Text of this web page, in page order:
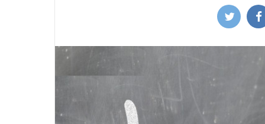
先日9月3日に発売されたばかりのアクションカ
メラ「AKASO Brave 7 LE」をレビューしま
す。 こちらは、欧米のAmazonでランキング1
「AKASO」ブランドの最上位機種です。
「GoProの約3分の1の価格で、かなりの高性
能！」 そのスペックに嘘偽りはないのか？サン
ゴープロ（
水浴に GoPro
アクションカメラ
いんだけど耐久性
際に使ってみて感
てみたいと思いま